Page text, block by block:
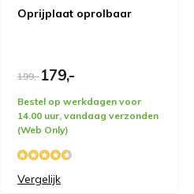
Oprijplaat oprolbaar
199,-179,-
Bestel op werkdagen voor
14.00 uur, vandaag verzonden
(Web Only)
Vergelijk